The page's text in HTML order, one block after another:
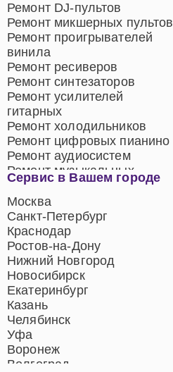
Сервис в Вашем городе
Москва
Санкт-Петербург
Краснодар
Ростов-на-Дону
Нижний Новгород
Новосибирск
Екатеринбург
Казань
Челябинск
Уфа
Воронеж
Волгоград
Ремонт DJ-пультов
Ремонт микшерных пультов
Ремонт проигрывателей
винила
Ремонт ресиверов
Ремонт синтезаторов
Ремонт усилителей
гитарных
Ремонт холодильников
Ремонт цифровых пианино
Ремонт аудиосистем
Ремонт музыкальных
центров
Ремонт домашних
кинотеатров
Ремонт микрофонов
Ремонт акустических
систем